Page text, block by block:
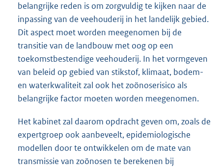
belangrijke reden is om zorgvuldig te kijken naar de
inpassing van de veehouderij in het landelijk gebied.
Dit aspect moet worden meegenomen bij de
transitie van de landbouw met oog op een
toekomstbestendige veehouderij. In het vormgeven
van beleid op gebied van stikstof, klimaat, bodem-
en waterkwaliteit zal ook het zoönoserisico als
belangrijke factor moeten worden meegenomen.
Het kabinet zal daarom opdracht geven om, zoals de
expertgroep ook aanbeveelt, epidemiologische
modellen door te ontwikkelen om de mate van
transmissie van zoönosen te berekenen bij